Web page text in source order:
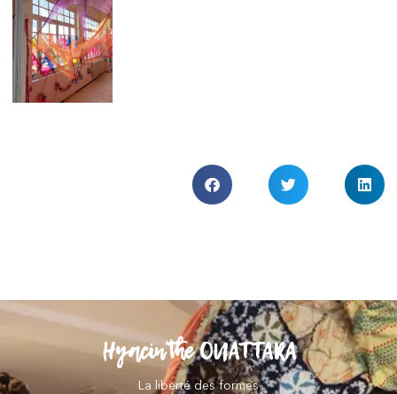
Hyacinthe OUATTARA
La liberté des formes